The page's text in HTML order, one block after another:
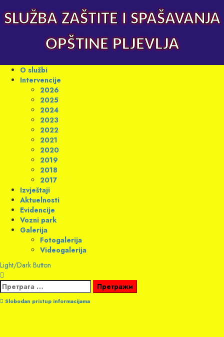
to
content
SLUŽBA ZAŠTITE I SPAŠAVANJA
OPŠTINE PLJEVLJA
Primary
Menu
O službi
Intervencije
2026
2025
2024
2023
2022
2021
2020
2019
2018
2017
Izvještaji
Aktuelnosti
Evidencije
Vozni park
Galerija
Fotogalerija
Videogalerija
Light/Dark Button
Претрага
за:
Slobodan pristup informacijama